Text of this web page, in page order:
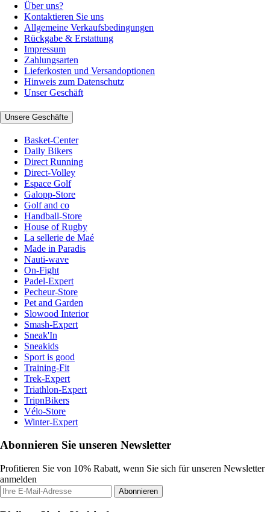
Über uns?
Kontaktieren Sie uns
Allgemeine Verkaufsbedingungen
Rückgabe & Erstattung
Impressum
Zahlungsarten
Lieferkosten und Versandoptionen
Hinweis zum Datenschutz
Unser Geschäft
Unsere Geschäfte
Basket-Center
Daily Bikers
Direct Running
Direct-Volley
Espace Golf
Galopp-Store
Golf and co
Handball-Store
House of Rugby
La sellerie de Maé
Made in Paradis
Nauti-wave
On-Fight
Padel-Expert
Pecheur-Store
Pet and Garden
Slowood Interior
Smash-Expert
Sneak'In
Sneakids
Sport is good
Training-Fit
Trek-Expert
Triathlon-Expert
TripnBikers
Vélo-Store
Winter-Expert
Abonnieren Sie unseren Newsletter
Profitieren Sie von 10% Rabatt, wenn Sie sich für unseren Newsletter
anmelden
Abonnieren